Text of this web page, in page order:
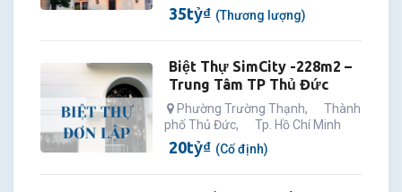
35tỷ₫ (Thương lượng)
Biệt Thự SimCity -228m2 –
Trung Tâm TP Thủ Đức
Phường Trường Thạnh,
Thành
phố Thủ Đức, Tp. Hồ Chí Minh
20tỷ₫ (Cố định)